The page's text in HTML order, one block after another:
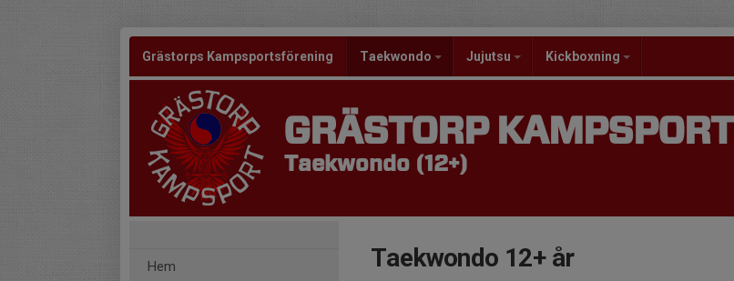
Grästorps Kampsportsförening Taekwondo Jujutsu Kickboxning
GRÄSTORP KAMPSPORT
Taekwondo (12+)
Hem Taekwondo 12+ år